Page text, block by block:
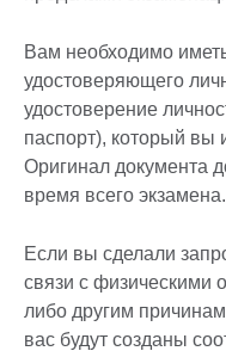
Вам необходимо
удостоверяющего
удостоверение
паспорт), который вы
Оригинал документа
время всего экзамена.
Если вы сделали
связи с физическими
либо другим
вас будут созданы